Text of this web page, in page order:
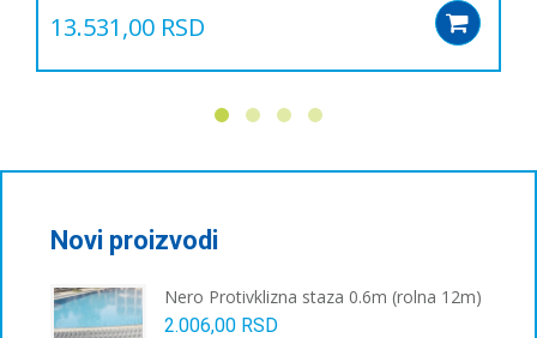
13.531,00 RSD
Novi proizvodi
Nero Protivklizna staza 0.6m (rolna 12m)
2.006,00 RSD